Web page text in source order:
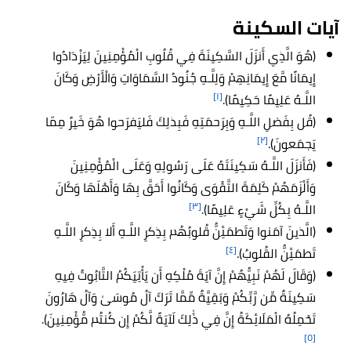
آيات السكينة
(هُوَ الَّذِي أَنزَلَ السَّكِينَةَ فِي قُلُوبِ الْمُؤْمِنِينَ لِيَزْدَادُوا
إِيمَانًا مَّعَ إِيمَانِهِمْ وَلِلَّـهِ جُنُودُ السَّمَاوَاتِ وَالْأَرْضِ وَكَانَ
اللَّـهُ عَلِيمًا حَكِيمًا).[١]
(قُل بِفَضلِ اللَّـهِ وَبِرَحمَتِهِ فَبِذلِكَ فَليَفرَحوا هُوَ خَيرٌ مِمّا
يَجمَعونَ).[٢]
(فَأَنزَلَ اللَّـهُ سَكِينَتَهُ عَلَى رَسُولِهِ وَعَلَى الْمُؤْمِنِينَ
وَأَلْزَمَهُمْ كَلِمَةَ التَّقْوَى وَكَانُوا أَحَقَّ بِهَا وَأَهْلَهَا وَكَانَ
اللَّـهُ بِكُلِّ شَيْءٍ عَلِيمًا).[٣]
(الَّذينَ آمَنوا وَتَطمَئِنُّ قُلوبُهُم بِذِكرِ اللَّـهِ أَلا بِذِكرِ اللَّـهِ
تَطمَئِنُّ القُلوبُ).[٤]
(وَقَالَ لَهُمْ نَبِيُّهُمْ إِنَّ آيَةَ مُلْكِهِ أَن يَأْتِيَكُمُ التَّابُوتُ فِيهِ
سَكِينَةٌ مِّن رَّبِّكُمْ وَبَقِيَّةٌ مِّمَّا تَرَكَ آلُ مُوسَىٰ وَآلُ هَارُونَ
تَحْمِلُهُ الْمَلَائِكَةُ إِنَّ فِي ذَٰلِكَ لَآيَةً لَّكُمْ إِن كُنتُم مُّؤْمِنِينَ).
[٥]